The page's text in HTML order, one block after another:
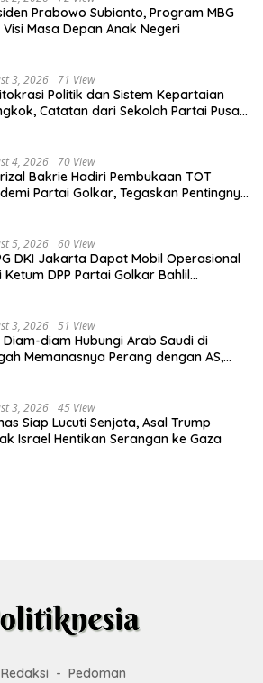
Prabowo Subianto, Program MBG
Masa Depan Anak Negeri
3, 2026 71 View
Politik dan Sistem Kepartaian
Catatan dari Sekolah Partai Pusat
4, 2026 70 View
Bakrie Hadiri Pembukaan TOT
Partai Golkar, Tegaskan Pentingnya
5, 2026 60 View
DKI Jakarta Dapat Mobil Operasional
Ketum DPP Partai Golkar Bahlil
3, 2026 51 View
Diam-diam Hubungi Arab Saudi di
Memanasnya Perang dengan AS,
3, 2026 45 View
Siap Lucuti Senjata, Asal Trump
Israel Hentikan Serangan ke Gaza
Redaksi Pedoman